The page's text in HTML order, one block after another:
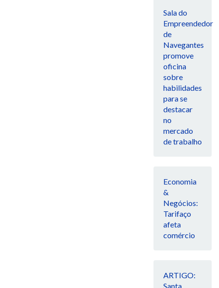
Sala do
Empreendedor
de
Navegantes
promove
oficina
sobre
habilidades
para se
destacar
no
mercado
de trabalho
Economia
&
Negócios:
Tarifaço
afeta
comércio
ARTIGO:
Santa